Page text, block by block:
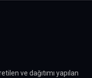
ve dağıtımı yapılan